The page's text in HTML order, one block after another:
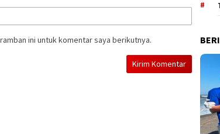
ini untuk komentar saya berikutnya.